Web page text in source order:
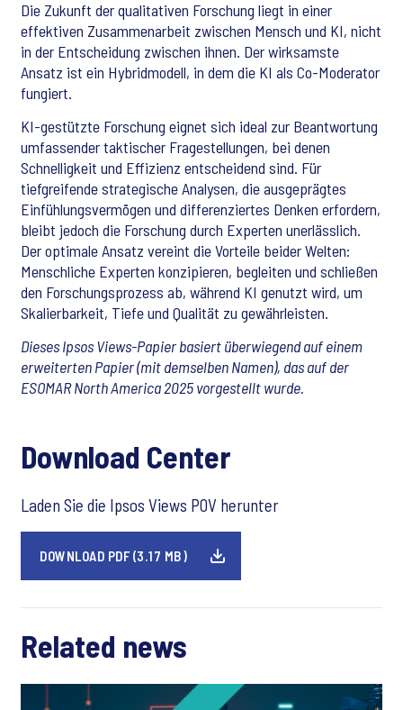
Die Zukunft der qualitativen Forschung liegt in einer
effektiven Zusammenarbeit zwischen Mensch und KI, nicht
in der Entscheidung zwischen ihnen. Der wirksamste
Ansatz ist ein Hybridmodell, in dem die KI als Co-Moderator
fungiert.
KI-gestützte Forschung eignet sich ideal zur Beantwortung
umfassender taktischer Fragestellungen, bei denen
Schnelligkeit und Effizienz entscheidend sind. Für
tiefgreifende strategische Analysen, die ausgeprägtes
Einfühlungsvermögen und differenziertes Denken erfordern,
bleibt jedoch die Forschung durch Experten unerlässlich.
Der optimale Ansatz vereint die Vorteile beider Welten:
Menschliche Experten konzipieren, begleiten und schließen
den Forschungsprozess ab, während KI genutzt wird, um
Skalierbarkeit, Tiefe und Qualität zu gewährleisten.
Dieses Ipsos Views-Papier basiert überwiegend auf einem
erweiterten Papier (mit demselben Namen), das auf der
ESOMAR North America 2025 vorgestellt wurde.
Download Center
Laden Sie die Ipsos Views POV herunter
DOWNLOAD PDF (3.17 MB)
Related news